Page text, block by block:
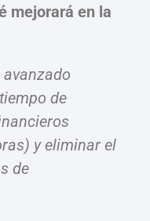
mejorará en la
avanzado
de
y eliminar el
de